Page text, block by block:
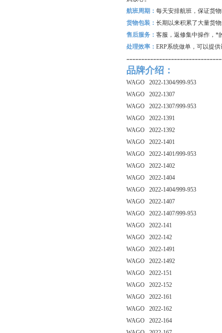
航班周期： 每天安排航班，保证货
货物包装： 长期以来积累了大量货
售后服务： 客服，返修集中操作，*
处理效率： ERP系统做单，可以提
品牌介绍：
WAGO 2022-1304/999-953
WAGO 2022-1307
WAGO 2022-1307/999-953
WAGO 2022-1391
WAGO 2022-1392
WAGO 2022-1401
WAGO 2022-1401/999-953
WAGO 2022-1402
WAGO 2022-1404
WAGO 2022-1404/999-953
WAGO 2022-1407
WAGO 2022-1407/999-953
WAGO 2022-141
WAGO 2022-142
WAGO 2022-1491
WAGO 2022-1492
WAGO 2022-151
WAGO 2022-152
WAGO 2022-161
WAGO 2022-162
WAGO 2022-164